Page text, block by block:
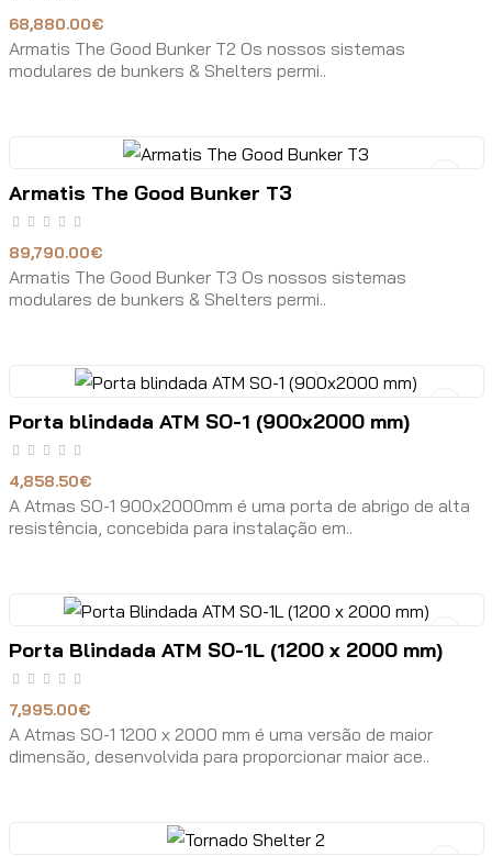
68,880.00€
Armatis The Good Bunker T2 Os nossos sistemas
modulares de bunkers & Shelters permi..
Armatis The Good Bunker T3
89,790.00€
Armatis The Good Bunker T3 Os nossos sistemas
modulares de bunkers & Shelters permi..
Porta blindada ATM SO-1 (900x2000 mm)
4,858.50€
A Atmas SO-1 900x2000mm é uma porta de abrigo de alta
resistência, concebida para instalação em..
Porta Blindada ATM SO-1L (1200 x 2000 mm)
7,995.00€
A Atmas SO-1 1200 x 2000 mm é uma versão de maior
dimensão, desenvolvida para proporcionar maior ace..